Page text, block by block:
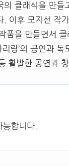
클래식을 만
이후 모지선 작
품을 만들면서
랑’의 공연과 독
활발한 공연과
합니다.